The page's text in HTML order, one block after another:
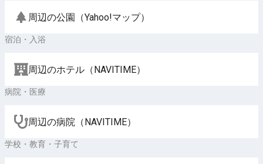
周辺の公園（Yahoo!マップ）
宿泊・入浴
周辺のホテル（NAVITIME）
病院・医療
周辺の病院（NAVITIME）
学校・教育・子育て